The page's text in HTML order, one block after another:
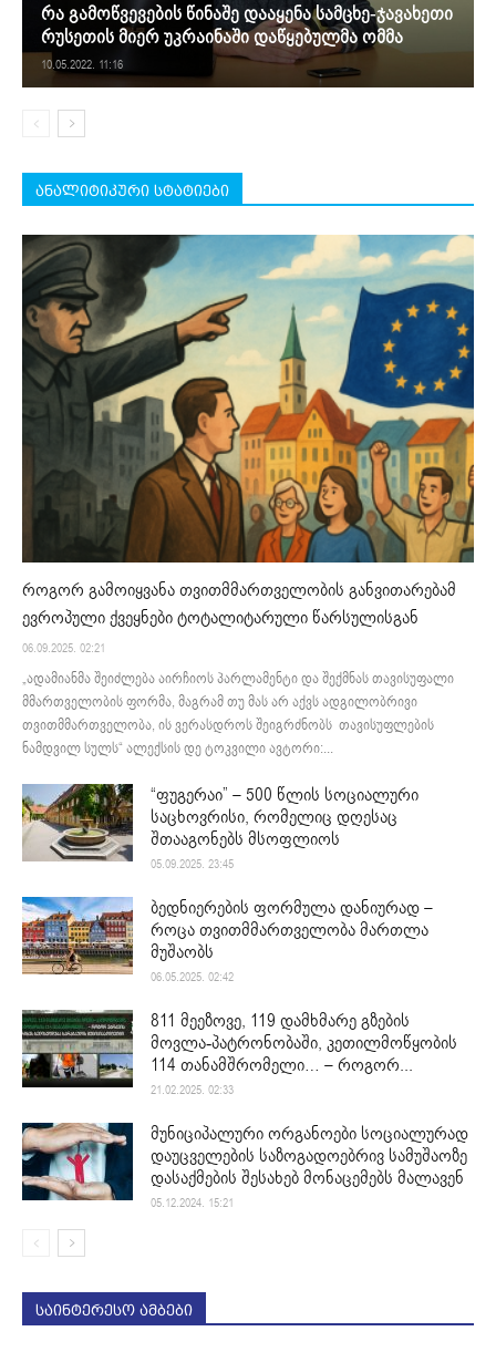
რა გამოწვევების წინაშე დააყენა სამცხე-ჯავახეთი
რუსეთის მიერ უკრაინაში დაწყებულმა ომმა
10.05.2022. 11:16
ანალიტიკური სტატიები
როგორ გამოიყვანა თვითმმართველობის განვითარებამ
ევროპული ქვეყნები ტოტალიტარული წარსულისგან
06.09.2025. 02:21
„ადამიანმა შეიძლება აირჩიოს პარლამენტი და შექმნას თავისუფალი
მმართველობის ფორმა, მაგრამ თუ მას არ აქვს ადგილობრივი
თვითმმართველობა, ის ვერასდროს შეიგრძნობს თავისუფლების
ნამდვილ სულს“ ალექსის დე ტოკვილი ავტორი:...
“ფუგერაი” – 500 წლის სოციალური
საცხოვრისი, რომელიც დღესაც
შთააგონებს მსოფლიოს
05.09.2025. 23:45
ბედნიერების ფორმულა დანიურად –
როცა თვითმმართველობა მართლა
მუშაობს
06.05.2025. 02:42
811 მეეზოვე, 119 დამხმარე გზების
მოვლა-პატრონობაში, კეთილმოწყობის
114 თანამშრომელი… – როგორ...
21.02.2025. 02:33
მუნიციპალური ორგანოები სოციალურად
დაუცველების საზოგადოებრივ სამუშაოზე
დასაქმების შესახებ მონაცემებს მალავენ
05.12.2024. 15:21
საინტერესო ამბები